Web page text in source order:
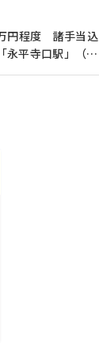
円程度 諸手当込
えちぜん鉄道勝山永平寺線「永平寺口駅」（バス・車15分）